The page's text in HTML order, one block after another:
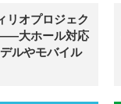
リオプロジェク
大ホール対応
ルやモバイル